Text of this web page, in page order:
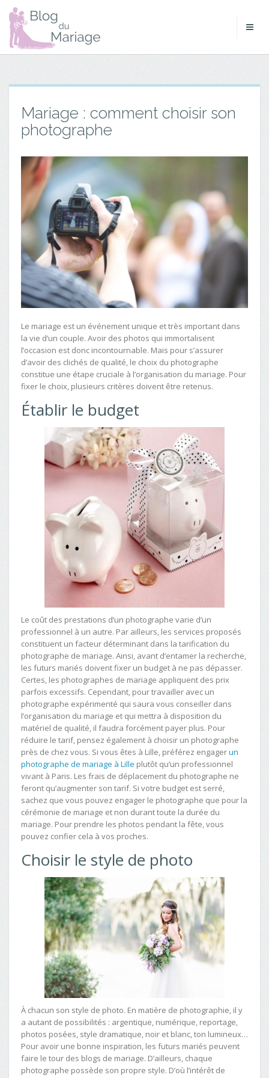
Mariage : comment choisir son
photographe
Le mariage est un événement unique et très important dans
la vie d’un couple. Avoir des photos qui immortalisent
l’occasion est donc incontournable. Mais pour s’assurer
d’avoir des clichés de qualité, le choix du photographe
constitue une étape cruciale à l’organisation du mariage. Pour
fixer le choix, plusieurs critères doivent être retenus.
Établir le budget
Le coût des prestations d’un photographe varie d’un
professionnel à un autre. Par ailleurs, les services proposés
constituent un facteur déterminant dans la tarification du
photographe de mariage. Ainsi, avant d’entamer la recherche,
les futurs mariés doivent fixer un budget à ne pas dépasser.
Certes, les photographes de mariage appliquent des prix
parfois excessifs. Cependant, pour travailler avec un
photographe expérimenté qui saura vous conseiller dans
l’organisation du mariage et qui mettra à disposition du
matériel de qualité, il faudra forcément payer plus. Pour
réduire le tarif, pensez également à choisir un photographe
près de chez vous. Si vous êtes à Lille, préférez engagerun
photographe de mariage à Lille plutôt qu’un professionnel
vivant à Paris. Les frais de déplacement du photographe ne
feront qu’augmenter son tarif. Si votre budget est serré,
sachez que vous pouvez engager le photographe que pour la
cérémonie de mariage et non durant toute la durée du
mariage. Pour prendre les photos pendant la fête, vous
pouvez confier cela à vos proches.
Choisir le style de photo
À chacun son style de photo. En matière de photographie, il y
a autant de possibilités : argentique, numérique, reportage,
photos posées, style dramatique, noir et blanc, ton lumineux…
Pour avoir une bonne inspiration, les futurs mariés peuvent
faire le tour des blogs de mariage. D’ailleurs, chaque
photographe possède son propre style. D’où l’intérêt de